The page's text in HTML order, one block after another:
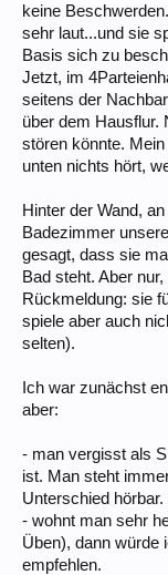
keine
sehr laut...und sie
Basis sich zu
Jetzt, im
seitens der
über dem Hausflur.
stören könnte.
unten nichts hört,
Hinter der Wand,
Badezimmer
gesagt, dass sie
Bad steht. Aber
Rückmeldung: sie
spiele aber auch
selten).
Ich war zunächst
aber:
- man vergisst als
ist. Man steht
Unterschied hörbar.
- wohnt man sehr
Üben), dann würde
empfehlen.